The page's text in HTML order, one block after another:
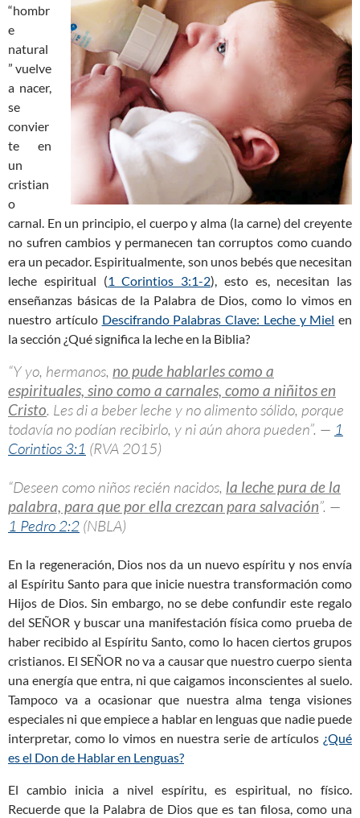
“hombr
e
natural
” vuelve
a nacer,
se
convier
te en
un
cristian
o
carnal. En un principio, el cuerpo y alma (la carne) del creyente
no sufren cambios y permanecen tan corruptos como cuando
era un pecador. Espiritualmente, son unos bebés que necesitan
leche espiritual (1 Corintios 3:1-2), esto es, necesitan las
enseñanzas básicas de la Palabra de Dios, como lo vimos en
nuestro artículo Descifrando Palabras Clave: Leche y Miel en
la sección ¿Qué significa la leche en la Biblia?
“Y yo, hermanos, no pude hablarles como a
espirituales, sino como a carnales, como a niñitos en
Cristo. Les di a beber leche y no alimento sólido, porque
todavía no podían recibirlo, y ni aún ahora pueden”. — 1
Corintios 3:1 (RVA 2015)
“Deseen como niños recién nacidos, la leche pura de la
palabra, para que por ella crezcan para salvación”. —
1 Pedro 2:2 (NBLA)
En la regeneración, Dios nos da un nuevo espíritu y nos envía
al Espíritu Santo para que inicie nuestra transformación como
Hijos de Dios. Sin embargo, no se debe confundir este regalo
del SEÑOR y buscar una manifestación física como prueba de
haber recibido al Espíritu Santo, como lo hacen ciertos grupos
cristianos. El SEÑOR no va a causar que nuestro cuerpo sienta
una energía que entra, ni que caigamos inconscientes al suelo.
Tampoco va a ocasionar que nuestra alma tenga visiones
especiales ni que empiece a hablar en lenguas que nadie puede
interpretar, como lo vimos en nuestra serie de artículos ¿Qué
es el Don de Hablar en Lenguas?
El cambio inicia a nivel espíritu, es espiritual, no físico.
Recuerde que la Palabra de Dios que es tan filosa, como una